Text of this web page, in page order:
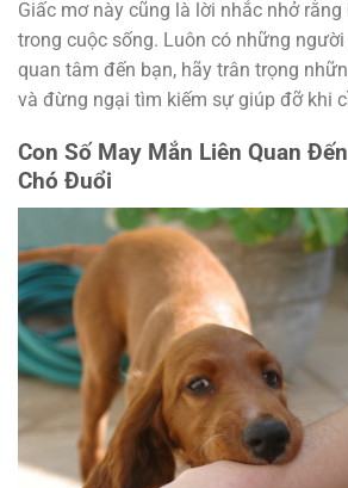
Giấc mơ này cũng là lời nhắc nhở
trong cuộc sống. Luôn có những
quan tâm đến bạn, hãy trân trọng
và đừng ngại tìm kiếm sự giúp đỡ khi
Con Số May Mắn Liên Quan
Chó Đuổi